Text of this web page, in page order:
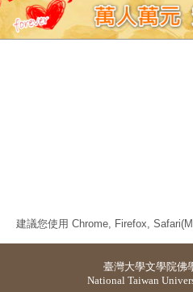
建議您使用 Chrome, Firefox,
臺灣大學文學院佛
National Taiwan